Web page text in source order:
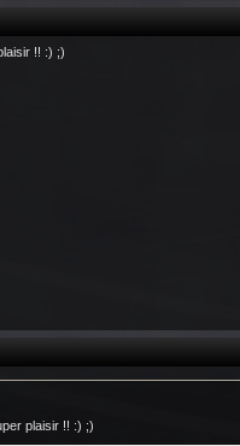
!! :) ;)
plaisir !! :) ;)